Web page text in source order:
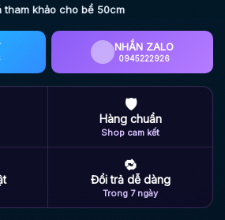
tham khảo cho bể 50cm
NHẮN ZALO
0945222926
🛡
Hàng chuẩn
Shop cam kết
🔁
Đổi trả dễ dàng
Trong 7 ngày